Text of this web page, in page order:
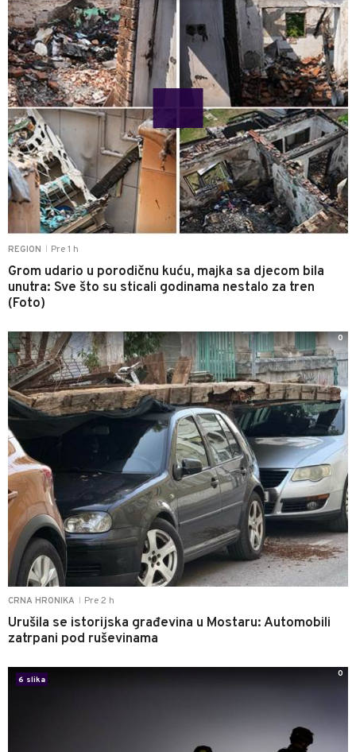
REGION Pre 1 h
Grom udario u porodičnu kuću, majka sa djecom bila
unutra: Sve što su sticali godinama nestalo za tren
(Foto)
CRNA HRONIKA Pre 2 h
Urušila se istorijska građevina u Mostaru: Automobili
zatrpani pod ruševinama
0
6 slika
0